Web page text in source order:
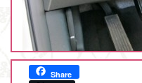
Share